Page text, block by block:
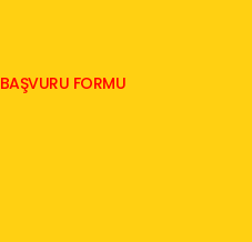
BAŞVURU FORMU